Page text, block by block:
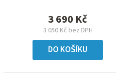
3 050 Kč bez DPH
3 690 Kč
DO KOŠÍKU